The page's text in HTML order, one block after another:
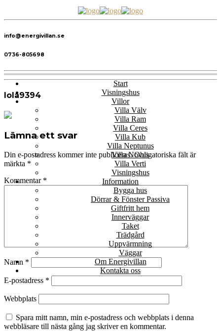
info@energivillan.se
0736-805698
Start
Visningshus
Villor
Villa Välv
Villa Ram
Villa Ceres
Villa Kub
Villa Neptunus
Villa Novus
Villa Verti
Visningshus
Information
Bygga hus
Dörrar & Fönster Passiva
Giftfritt hem
Innerväggar
Taket
Trädgård
Uppvärmning
Väggar
Om Energivillan
Kontakta oss
lola9394
Lämna ett svar
Din e-postadress kommer inte publiceras. Obligatoriska fält är
märkta *
Kommentar *
Namn *
E-postadress *
Webbplats
Spara mitt namn, min e-postadress och webbplats i denna
webbläsare till nästa gång jag skriver en kommentar.